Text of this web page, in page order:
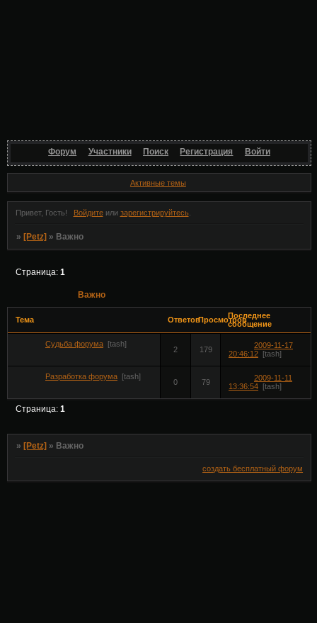
Форум Участники Поиск Регистрация Войти
Активные темы
Привет, Гость! Войдитеили зарегистрируйтесь.
» [Petz] » Важно
Важно
Страница:1
Тема ОтветовПросмотровПоследнее
сообщение
Судьба форума [tash]
2 179
2009-11-17
20:46:12 [tash]
Разработка форума [tash]
0 79
2009-11-11
13:36:54 [tash]
Страница:1
» [Petz] » Важно
создать бесплатный форум